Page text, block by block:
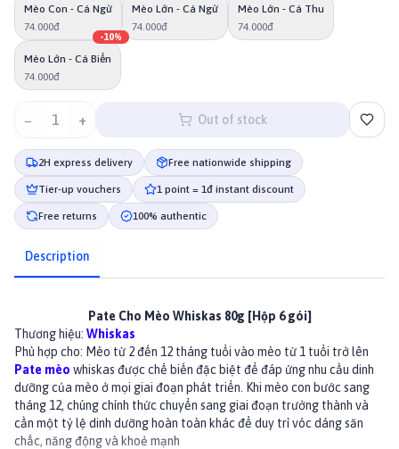
Mèo Con - Cá Ngừ
74.000đ
Mèo Lớn - Cá Ngừ
74.000đ
Mèo Lớn - Cá Thu
74.000đ
Mèo Lớn - Cá Biển
74.000đ
-10%
− 1 + Out of stock
2H express delivery Free nationwide shipping
Tier-up vouchers 1 point = 1đ instant discount
Free returns 100% authentic
Description
Pate Cho Mèo Whiskas 80g [Hộp 6 gói]
Thương hiệu: Whiskas
Phù hợp cho: Mèo từ 2 đến 12 tháng tuổi vào mèo từ 1 tuổi trở lên
Pate mèo whiskas được chế biến đặc biệt để đáp ứng nhu cầu dinh
dưỡng của mèo ở mọi giai đoạn phát triển. Khi mèo con bước sang
tháng 12, chúng chính thức chuyển sang giai đoạn trưởng thành và
cần một tỷ lệ dinh dưỡng hoàn toàn khác để duy trì vóc dáng săn
chắc, năng động và khoẻ mạnh